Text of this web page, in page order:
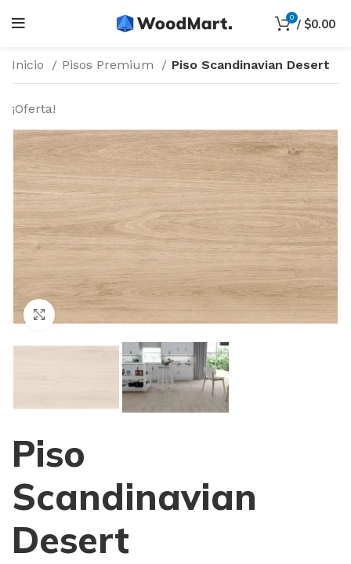
0 / $0.00
Inicio Pisos Premium Piso Scandinavian Desert
¡Oferta!
Haga Click para agrandar
Piso
Scandinavian
Desert